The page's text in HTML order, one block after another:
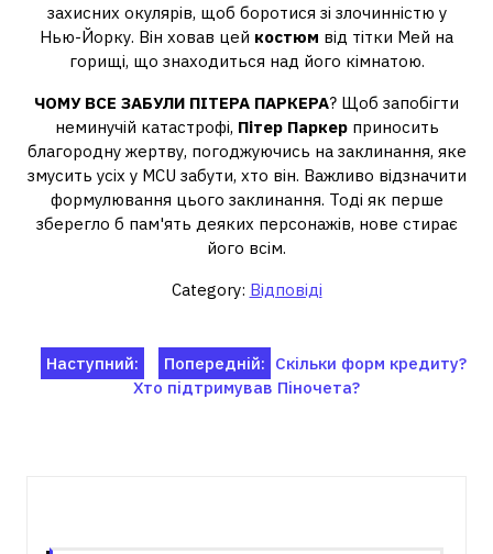
захисних окулярів, щоб боротися зі злочинністю у
Нью-Йорку. Він ховав цей костюм від тітки Мей на
горищі, що знаходиться над його кімнатою.
ЧОМУ ВСЕ ЗАБУЛИ ПІТЕРА ПАРКЕРА? Щоб запобігти
неминучій катастрофі, Пітер Паркерприносить
благородну жертву, погоджуючись на заклинання, яке
змусить усіх у MCU забути, хто він. Важливо відзначити
формулювання цього заклинання. Тоді як перше
зберегло б пам'ять деяких персонажів, нове стирає
його всім.
Category: Відповіді
Навігація
Попередній: Скільки форм кредиту?
Наступний:
Хто підтримував Піночета?